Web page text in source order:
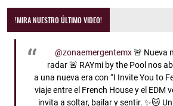
!MIRA NUESTRO ÚLTIMO VIDEO!
@zonaemergentemx🚨 Nueva
radar 🚨 RAYmi by the Pool nos
a una nueva era con “I Invite You to
viaje entre el French House y el EDM
invita a soltar, bailar y sentir. ✨🐱